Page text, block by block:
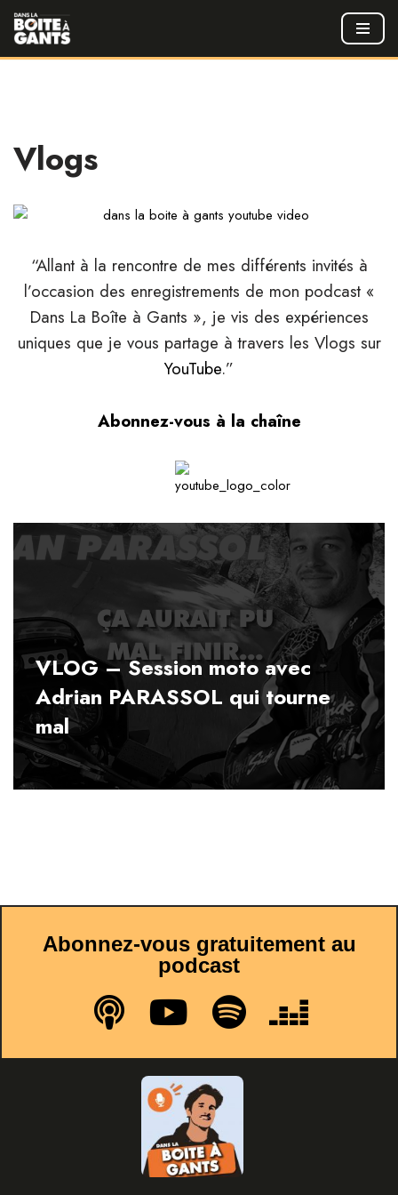
Aller
Vlogs
“Allant à la rencontre de mes différents invités à
l’occasion des enregistrements de mon podcast «
Dans La Boîte à Gants », je vis des expériences
uniques que je vous partage à travers les Vlogs sur
YouTube.”
Abonnez-vous à la chaîne
VLOG – Session moto avec
Adrian PARASSOL qui tourne
mal
Abonnez-vous gratuitement au
podcast